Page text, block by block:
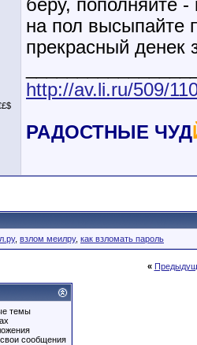
беру, пополняйте
на пол высыпайте
прекрасный денек
http://av.li.ru/509/
РАДОСТНЫЕ ЧУД
, взлом меилру, как взломать пароль
«
темы
сообщения